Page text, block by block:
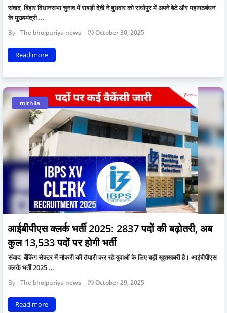
संवाद बिहार विधानसभा चुनाव में राबड़ी देवी ने बुधवार को राघोपुर में अपने बेटे और महागठबंधन
के मुख्यमंत्री …
The bhojpuriya news October 30, 2025
Read more
mithila
आईबीपीएस क्लर्क भर्ती 2025: 2837 पदों की बढ़ोतरी, अब
कुल 13,533 पदों पर होगी भर्ती
संवाद बैंकिंग सेक्टर में नौकरी की तैयारी कर रहे युवाओं के लिए बड़ी खुशखबरी है। आईबीपीएस
क्लर्क भर्ती 2025 …
The bhojpuriya news October 29, 2025
Read more